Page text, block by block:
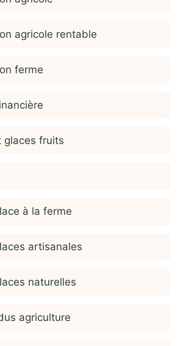
agricole rentable
ferme
glaces fruits
à la ferme
artisanales
naturelles
agriculture